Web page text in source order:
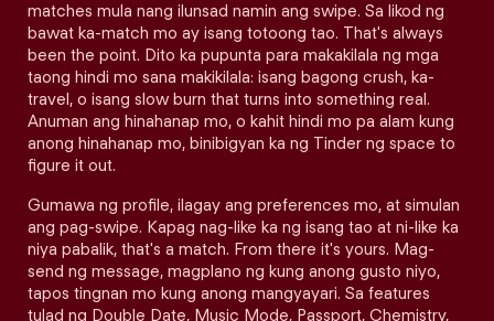
matches mula nang ilunsad namin ang swipe. Sa likod ng
bawat ka-match mo ay isang totoong tao. That's always
been the point. Dito ka pupunta para makakilala ng mga
taong hindi mo sana makikilala: isang bagong crush, ka-
travel, o isang slow burn that turns into something real.
Anuman ang hinahanap mo, o kahit hindi mo pa alam kung
anong hinahanap mo, binibigyan ka ng Tinder ng space to
figure it out.
Gumawa ng profile, ilagay ang preferences mo, at simulan
ang pag-swipe. Kapag nag-like ka ng isang tao at ni-like ka
niya pabalik, that's a match. From there it's yours. Mag-
send ng message, magplano ng kung anong gusto niyo,
tapos tingnan mo kung anong mangyayari. Sa features
tulad ng Double Date, Music Mode, Passport, Chemistry,